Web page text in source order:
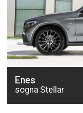
Enes
sogna Stellar